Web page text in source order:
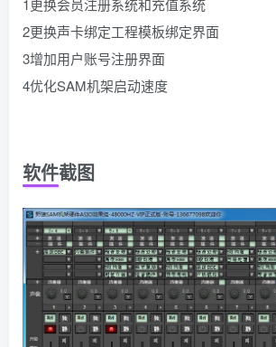
1更换会员注册系统和充值系统
2更换声卡绑定工程模板绑定界面
3增加用户账号注册界面
4优化SAM机架启动速度
软件截图